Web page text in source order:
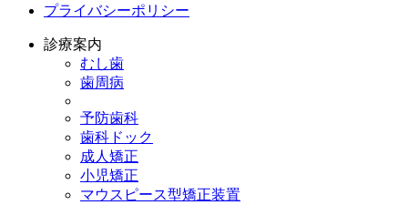
プライバシーポリシー
診療案内
むし歯
歯周病
予防歯科
歯科ドック
成人矯正
小児矯正
マウスピース型矯正装置